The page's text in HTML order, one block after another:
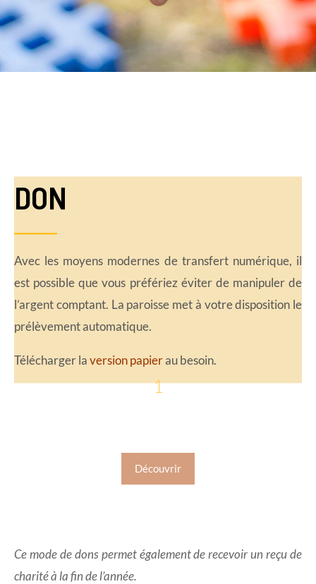
DON
Avec les moyens modernes de transfert numérique, il
est possible que vous préfériez éviter de manipuler de
l’argent comptant. La paroisse met à votre disposition le
prélèvement automatique.
Télécharger laversion papierau besoin.
1
Découvrir
Ce mode de dons permet également de recevoir un reçu de
charité à la fin de l’année.